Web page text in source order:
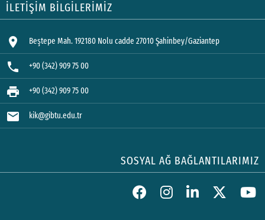
İLETİŞİM BİLGİLERİMİZ
location_on Beştepe Mah. 192180 Nolu cadde 27010 Şahinbey/Gaziantep
phone +90 (342) 909 75 00
print +90 (342) 909 75 00
mail kik@gibtu.edu.tr
SOSYAL AĞ BAĞLANTILARIMIZ